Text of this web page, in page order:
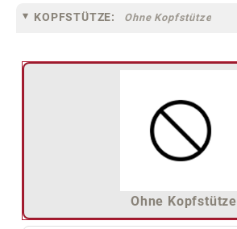
KOPFSTÜTZE: Ohne Kopfstütze
Ohne Kopfstütze